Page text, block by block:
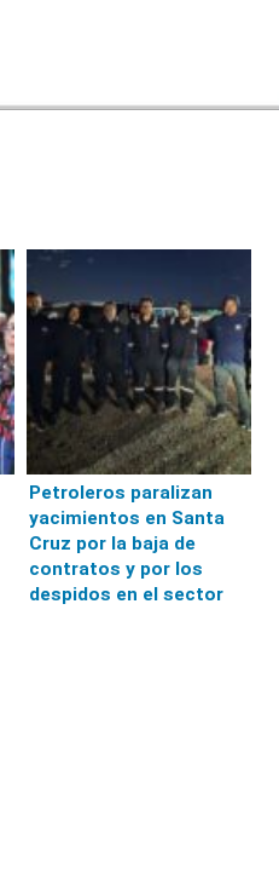
Petroleros paralizan
yacimientos en Santa
Cruz por la baja de
contratos y por los
despidos en el sector